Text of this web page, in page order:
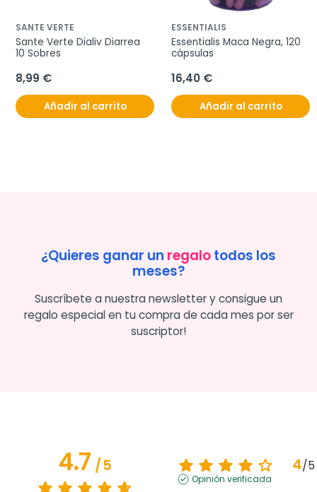
SANTE VERTE
Sante Verte Dialiv Diarrea
10 Sobres
8,99 €
Añadir al carrito
ESSENTIALIS
Essentialis Maca Negra, 120
cápsulas
16,40 €
Añadir al carrito
¿Quieres ganar un regalotodos los
meses?
Suscríbete a nuestra newsletter y consigue un
regalo especial en tu compra de cada mes por ser
suscriptor!
4.7/5 4/5
Opinión verificada